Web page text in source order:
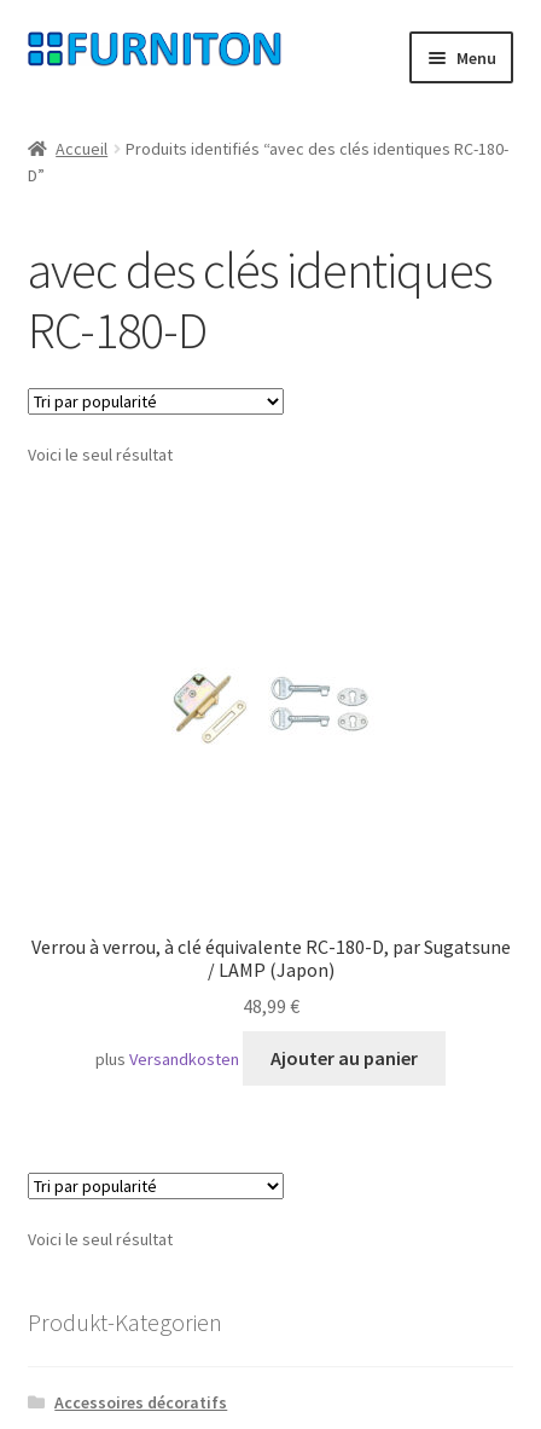
Aller
à
navigation
Aller
au
Menu
Nos partenaires
Droit de rétractation
Accueil
Produits identifiés “avec des clés identiques RC-180-
D”
avec des clés identiques
RC-180-D
Voici le seul résultat
Verrou à verrou, à clé équivalente RC-180-D, par Sugatsune
/ LAMP (Japon)
48,99 €
plusVersandkosten Ajouter au panier
Voici le seul résultat
Produkt-Kategorien
Accessoires décoratifs